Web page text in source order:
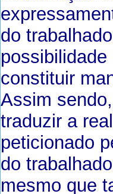
do
constituir
Assim
traduzir a
peticionado
do
mesmo que